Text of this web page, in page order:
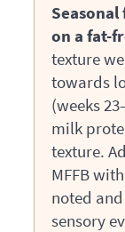
on a fat-
texture
towards
(weeks
milk
texture.
MFFB
noted
sensory